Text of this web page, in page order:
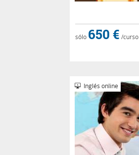
sólo 650 € /curso
Inglés online